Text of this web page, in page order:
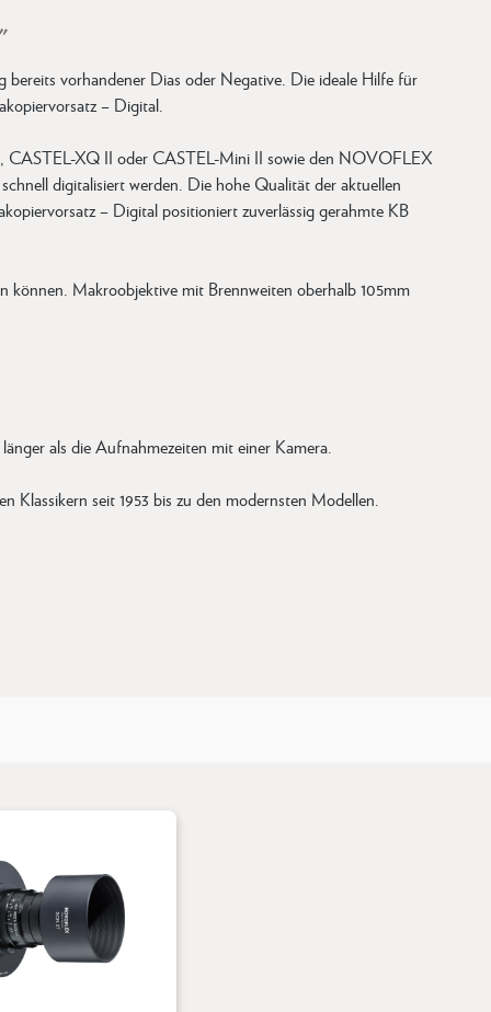
vorhandener Dias oder Negative. Die ideale Hilfe für
– Digital.
XQ II oder CASTEL-Mini II sowie den NOVOFLEX
digitalisiert werden. Die hohe Qualität der aktuellen
– Digital positioniert zuverlässig gerahmte KB
Makroobjektive mit Brennweiten oberhalb 105mm
als die Aufnahmezeiten mit einer Kamera.
seit 1953 bis zu den modernsten Modellen.